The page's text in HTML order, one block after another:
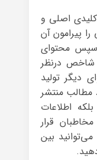
اصلی و
پیرامون آن
محتوای
شاخص درنظر
دیگر تولید
مطالب منتشر
اطلاعات
قرار
بین